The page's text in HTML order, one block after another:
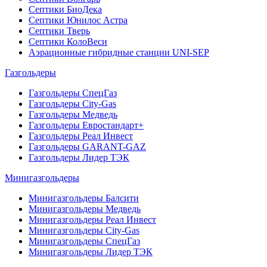
Септики БиоДека
Септики Юнилос Астра
Септики Тверь
Септики КолоВеси
Аэрационные гибридные станции UNI-SEP
Газгольдеры
Газгольдеры СпецГаз
Газгольдеры City-Gas
Газгольдеры Медведь
Газгольдеры Евростандарт+
Газгольдеры Реал Инвест
Газгольдеры GARANT-GAZ
Газгольдеры Лидер ТЭК
Минигазгольдеры
Минигазгольдеры Балсити
Минигазгольдеры Медведь
Минигазгольдеры Реал Инвест
Минигазгольдеры City-Gas
Минигазгольдеры СпецГаз
Минигазгольдеры Лидер ТЭК